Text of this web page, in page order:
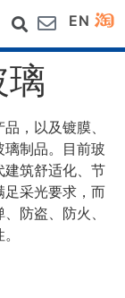
EN
，以及镀膜、
制品。目前玻
建筑舒适化、节
足采光要求，而
防盗、防火、